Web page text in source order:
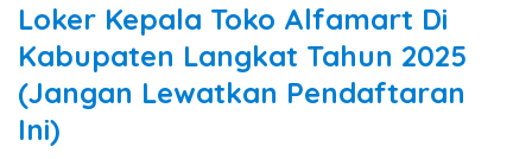
Loker Kepala Toko Alfamart Di
Kabupaten Langkat Tahun 2025
(Jangan Lewatkan Pendaftaran
Ini)